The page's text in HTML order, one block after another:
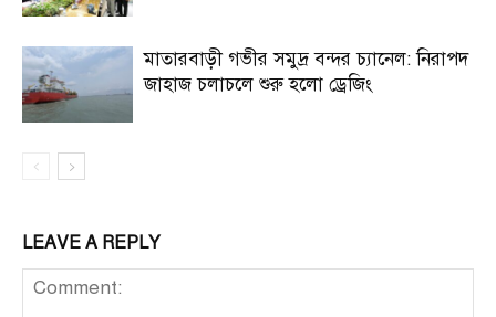
মাতারবাড়ী গভীর সমুদ্র বন্দর চ্যানেল: নিরাপদ
জাহাজ চলাচলে শুরু হলো ড্রেজিং
LEAVE A REPLY